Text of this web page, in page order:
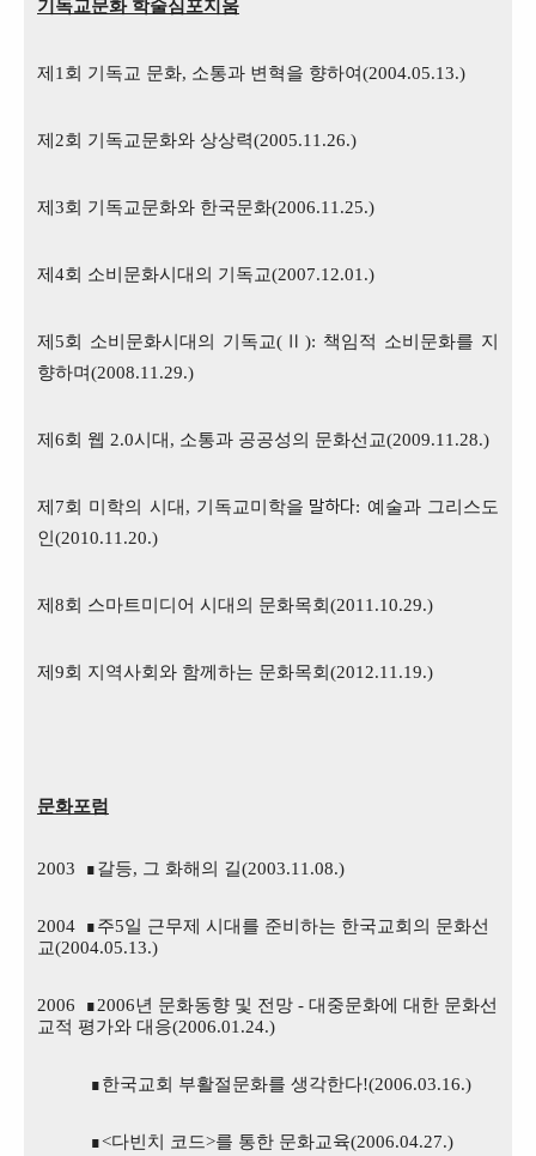
기독교문화 학술심포지움
제 1회 기독교 문화, 소통과 변혁을 향하여(2004.05.13.)
제 2회 기독교문화와 상상력(2005.11.26.)
제 3회 기독교문화와 한국문화(2006.11.25.)
제 4회 소비문화시대의 기독교(2007.12.01.)
제 5회 소비문화시대의 기독교( Ⅱ ): 책임적 소비문화를 지
향하며(2008.11.29.)
제 6회 웹 2.0시대 , 소통과 공공성의 문화선교(2009.11.28.)
제 7회 미학의 시대 , 기독교미학을 말하다: 예술과 그리스도
인(2010.11.20.)
제 8회 스마트미디어 시대의 문화목회 (2011.10.29.)
제 9회 지역사회와 함께하는 문화목회 (2012.11.19.)
문화포럼
2003 ∎갈등, 그 화해의 길(2003.11.08.)
2004 ∎주5일 근무제 시대를 준비하는 한국교회의 문화선
교(2004.05.13.)
2006 ∎2006년 문화동향 및 전망 - 대중문화에 대한 문화선
교적 평가와 대응(2006.01.24.)
∎한국교회 부활절문화를 생각한다!(2006.03.16.)
∎<다빈치 코드>를 통한 문화교육(2006.04.27.)